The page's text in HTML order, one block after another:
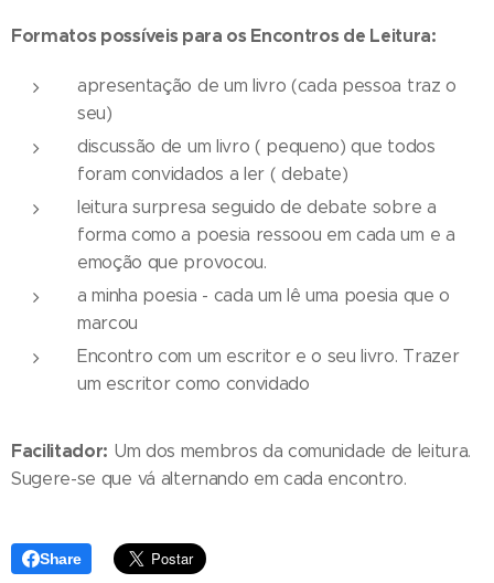
Formatos possíveis para os Encontros de Leitura:
apresentação de um livro (cada pessoa traz o
seu)
discussão de um livro ( pequeno) que todos
foram convidados a ler ( debate)
leitura surpresa seguido de debate sobre a
forma como a poesia ressoou em cada um e a
emoção que provocou.
a minha poesia - cada um lê uma poesia que o
marcou
Encontro com um escritor e o seu livro. Trazer
um escritor como convidado
Facilitador: Um dos membros da comunidade de leitura.
Sugere-se que vá alternando em cada encontro.
Share